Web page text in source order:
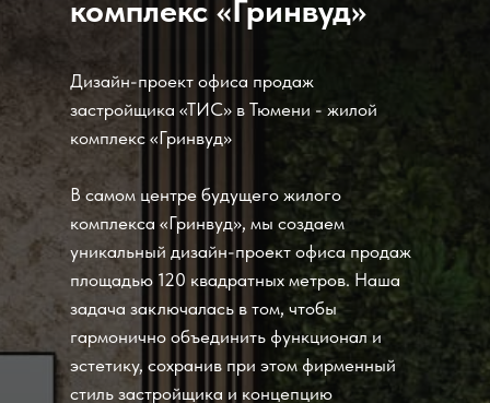
комплекс «Гринвуд»
Дизайн-проект офиса продаж
застройщика «ТИС» в Тюмени - жилой
комплекс «Гринвуд»
В самом центре будущего жилого
комплекса «Гринвуд», мы создаем
уникальный дизайн-проект офиса продаж
площадью 120 квадратных метров. Наша
задача заключалась в том, чтобы
гармонично объединить функционал и
эстетику, сохранив при этом фирменный
стиль застройщика и концепцию